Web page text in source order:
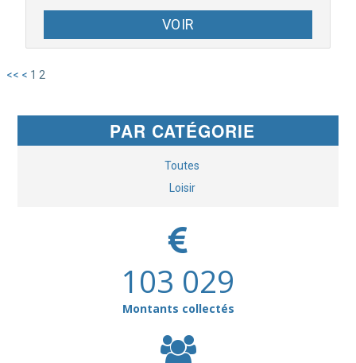
Une nouvelle page urbanistique de grande ampleur s'écrit sur le
site de l'ancienne prison du Mans et du Palais de justice. Le
photographe Jean-François Mollière a suivi l'évolution des
travaux. « Puissantes mémoires » est le titre de l’ouvrage à
VOIR
<< < 1 2
PAR CATÉGORIE
Toutes
Loisir
103 029
Montants collectés